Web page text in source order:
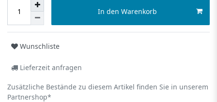
In den Warenkorb
Wunschliste
Lieferzeit anfragen
Zusätzliche Bestände zu diesem Artikel finden Sie in unserem
Partnershop*